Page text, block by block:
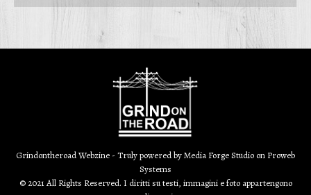
Grindontheroad Webzine - Truly powered byMedia Forge Studio on Proweb
Systems
© 2021 All Rights Reserved. I diritti su testi, immagini e foto appartengono